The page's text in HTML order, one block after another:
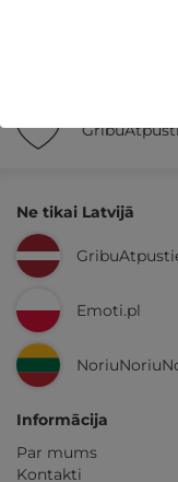
Ne tikai Latvijā
Emoti.pl
Informācija
Par mums
Kontakti